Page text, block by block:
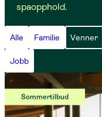
spaopphold.
Alle Familie Venner
Jobb
Sommertilbud